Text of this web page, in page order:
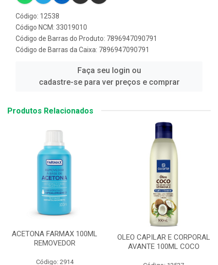
Código: 12538
Código NCM: 33019010
Código de Barras do Produto: 7896947090791
Código de Barras da Caixa: 7896947090791
Faça seu login ou
cadastre-se para ver preços e comprar
Produtos Relacionados
ACETONA FARMAX 100ML
REMOVEDOR
Código: 2914
OLEO CAPILAR E CORPORAL
AVANTE 100ML COCO